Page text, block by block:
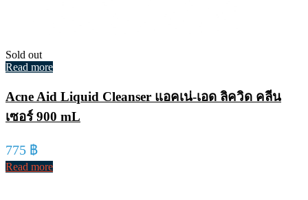
Sold out
Read more
Acne Aid Liquid Cleanser แอคเน่-เอด ลิควิด คลีน
เซอร์ 900 mL
775 ฿
Read more